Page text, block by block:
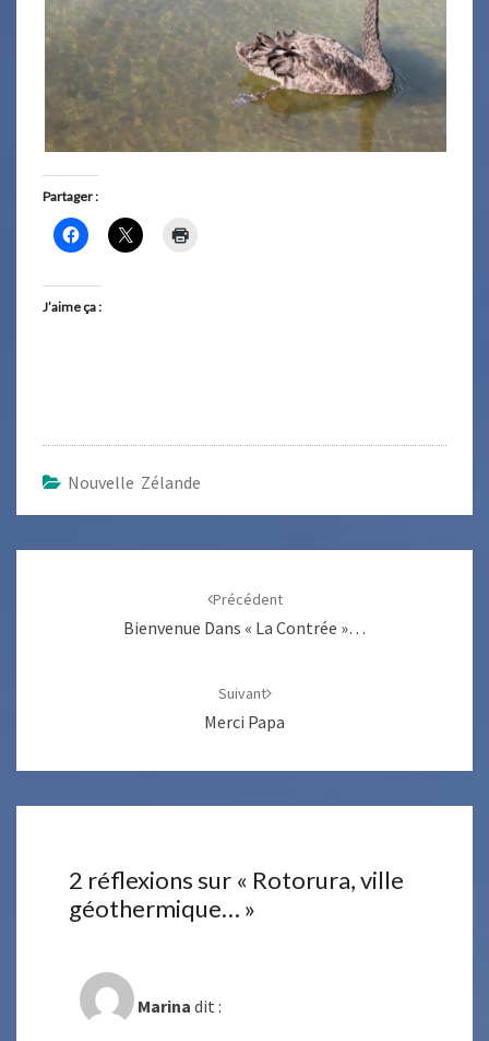
Partager :
J’aime ça :
Nouvelle Zélande
Précédent
Bienvenue Dans « La Contrée »…
Suivant
Merci Papa
2 réflexions sur « Rotorura, ville
géothermique… »
Marina dit :